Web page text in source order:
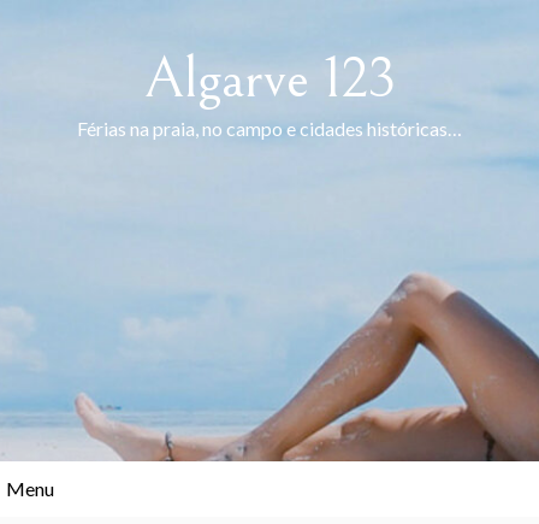
Algarve 123
Férias na praia, no campo e cidades históricas…
Menu